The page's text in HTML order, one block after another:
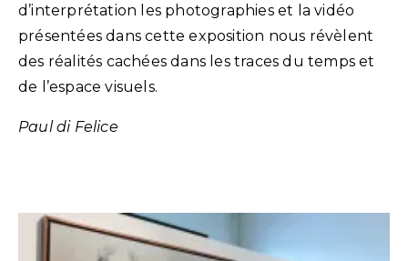
d’interprétation les photographies et la vidéo
présentées dans cette exposition nous révèlent
des réalités cachées dans les traces du temps et
de l’espace visuels.
Paul di Felice